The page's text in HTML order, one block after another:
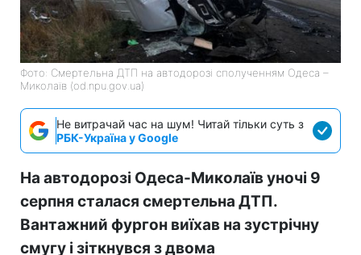
Фото: Смертельна ДТП на автодорозі сполученням Одеса –
Миколаїв (od.npu.gov.ua)
Не витрачай час на шум! Читай тільки суть з
РБК-Україна у Google
На автодорозі Одеса-Миколаїв уночі 9
серпня сталася смертельна ДТП.
Вантажний фургон виїхав на зустрічну
смугу і зіткнувся з двома